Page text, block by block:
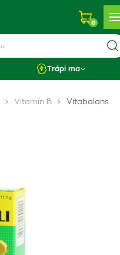
0
Trápi ma
Vitamín B
Vitabalans